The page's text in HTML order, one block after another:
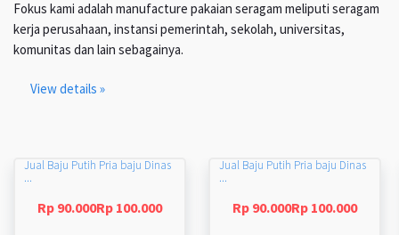
Fokus kami adalah manufacture pakaian seragam meliputi seragam
kerja perusahaan, instansi pemerintah, sekolah, universitas,
komunitas dan lain sebagainya.
View details »
Jual Baju Putih Pria baju Dinas
...
Rp 90.000Rp 100.000
Jual Baju Putih Pria baju Dinas
...
Rp 90.000Rp 100.000